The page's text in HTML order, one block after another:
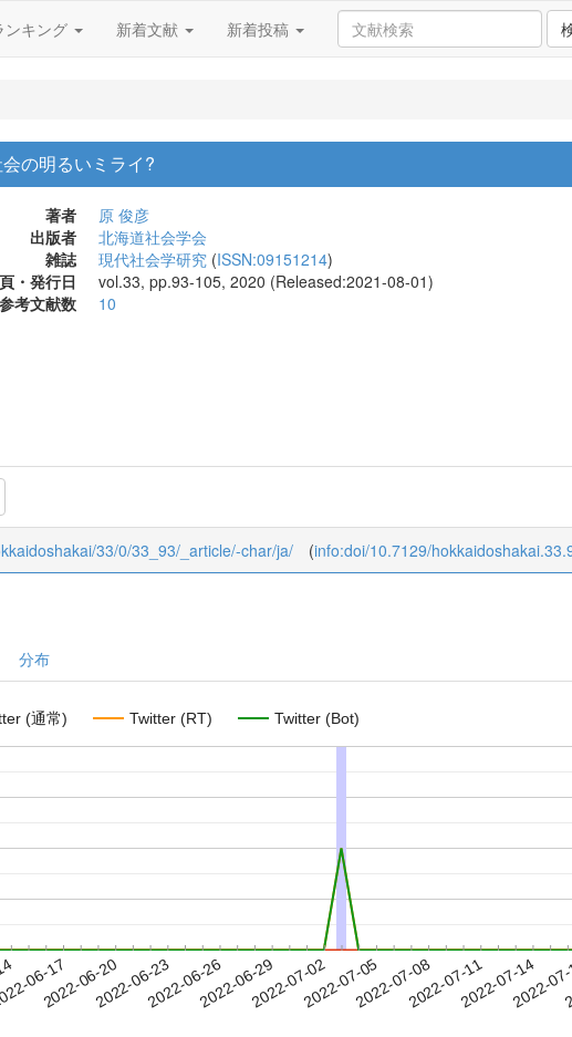
ンキング 新着文献 新着投稿
の明るいミライ?
著者
原 俊彦
出版者
北海道社会学会
雑誌
現代社会学研究 (ISSN:09151214)
・発行日
vol.33, pp.93-105, 2020 (Released:2021-08-01)
参考文献数
10
33/0/33_93/_article/-char/ja/ (info:doi/10.7129/
分布
(通常) Twitter (RT) Twitter (Bot)
06-17
2022-06-202022-06-232022-06-262022-06-292022-07-022022-07-052022-07-082022-07-112022-07-14
2022-